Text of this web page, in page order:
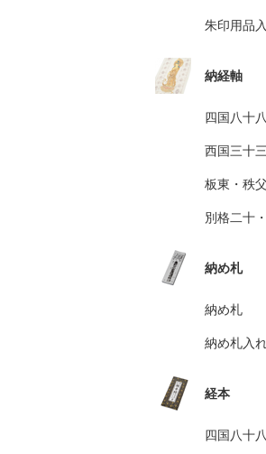
朱印用品
納経軸
四国八十
西国三十
板東・秩
別格二十
納め札
納め札
納め札入
経本
四国八十